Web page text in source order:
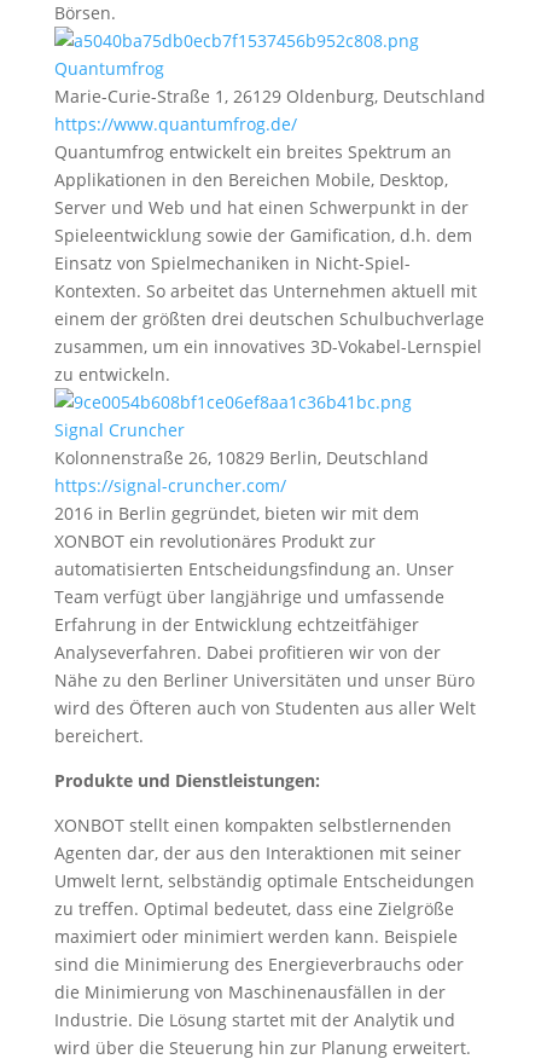
Börsen.
Quantumfrog
Marie-Curie-Straße 1, 26129 Oldenburg, Deutschland
https://www.quantumfrog.de/
Quantumfrog entwickelt ein breites Spektrum an
Applikationen in den Bereichen Mobile, Desktop,
Server und Web und hat einen Schwerpunkt in der
Spieleentwicklung sowie der Gamification, d.h. dem
Einsatz von Spielmechaniken in Nicht-Spiel-
Kontexten. So arbeitet das Unternehmen aktuell mit
einem der größten drei deutschen Schulbuchverlage
zusammen, um ein innovatives 3D-Vokabel-Lernspiel
zu entwickeln.
Signal Cruncher
Kolonnenstraße 26, 10829 Berlin, Deutschland
https://signal-cruncher.com/
2016 in Berlin gegründet, bieten wir mit dem
XONBOT ein revolutionäres Produkt zur
automatisierten Entscheidungsfindung an. Unser
Team verfügt über langjährige und umfassende
Erfahrung in der Entwicklung echtzeitfähiger
Analyseverfahren. Dabei profitieren wir von der
Nähe zu den Berliner Universitäten und unser Büro
wird des Öfteren auch von Studenten aus aller Welt
bereichert.
Produkte und Dienstleistungen:
XONBOT stellt einen kompakten selbstlernenden
Agenten dar, der aus den Interaktionen mit seiner
Umwelt lernt, selbständig optimale Entscheidungen
zu treffen. Optimal bedeutet, dass eine Zielgröße
maximiert oder minimiert werden kann. Beispiele
sind die Minimierung des Energieverbrauchs oder
die Minimierung von Maschinenausfällen in der
Industrie. Die Lösung startet mit der Analytik und
wird über die Steuerung hin zur Planung erweitert.